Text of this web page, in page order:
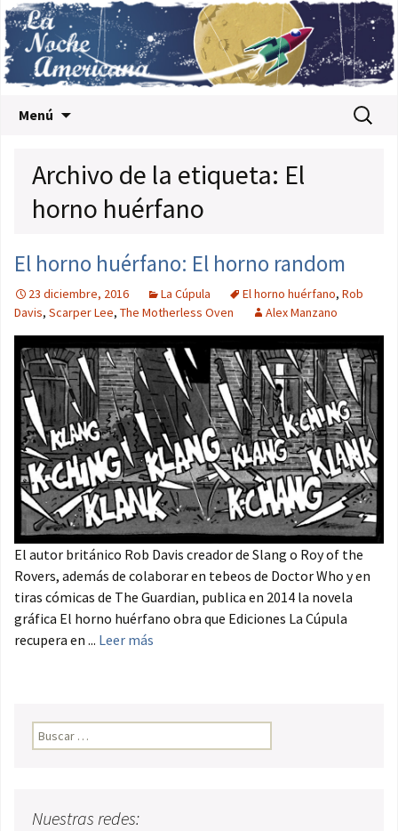
Menú Buscar:
Archivo de la etiqueta: El
horno huérfano
El horno huérfano: El horno random
23 diciembre, 2016 La Cúpula El horno huérfano, Rob
Davis, Scarper Lee, The Motherless Oven Alex Manzano
El autor británico Rob Davis creador de Slang o Roy of the
Rovers, además de colaborar en tebeos de Doctor Who y en
tiras cómicas de The Guardian, publica en 2014 la novela
gráfica El horno huérfano obra que Ediciones La Cúpula
recupera en ... Leer más
Buscar:
Nuestras redes: